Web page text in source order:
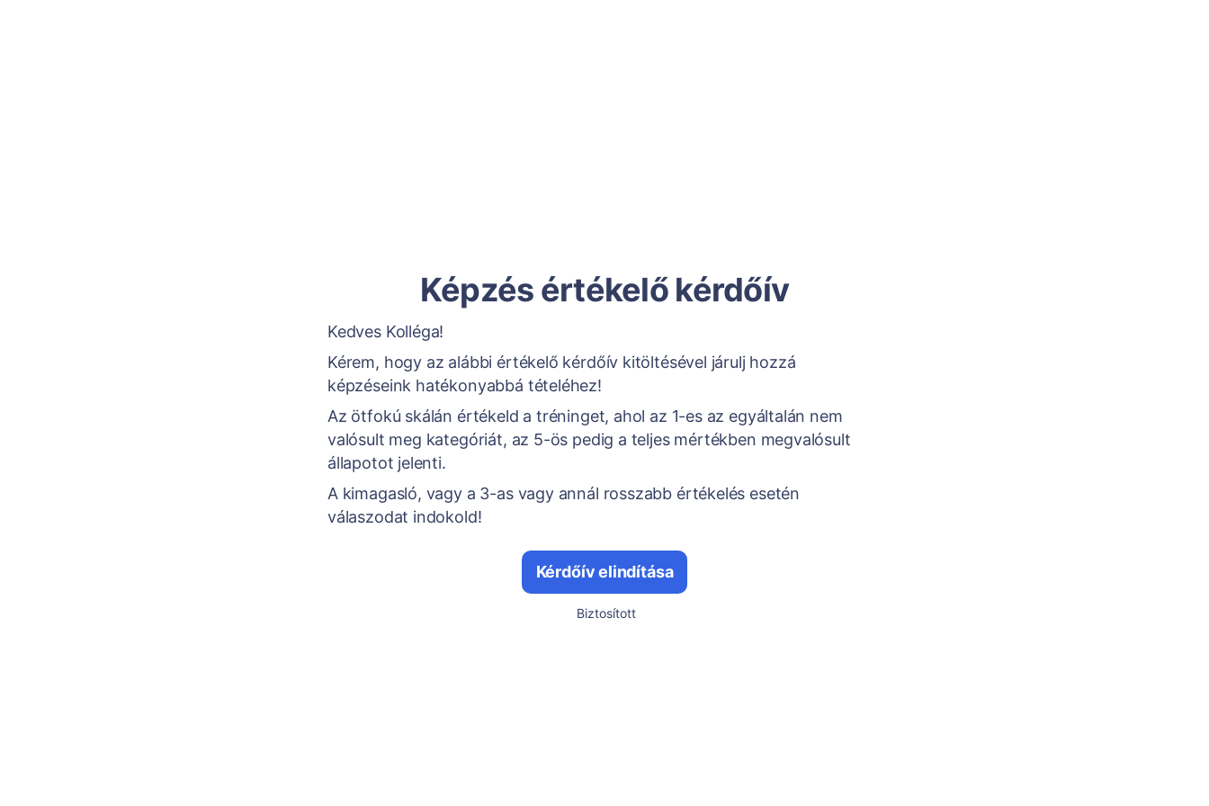
Képzés értékelő kérdőív
Kedves Kolléga!
Kérem, hogy az alábbi értékelő kérdőív kitöltésével járulj hozzá
képzéseink hatékonyabbá tételéhez!
Az ötfokú skálán értékeld a tréninget, ahol az 1-es az egyáltalán nem
valósult meg kategóriát, az 5-ös pedig a teljes mértékben megvalósult
állapotot jelenti.
A kimagasló, vagy a 3-as vagy annál rosszabb értékelés esetén
válaszodat indokold!
Kérdőív elindítása
Biztosított